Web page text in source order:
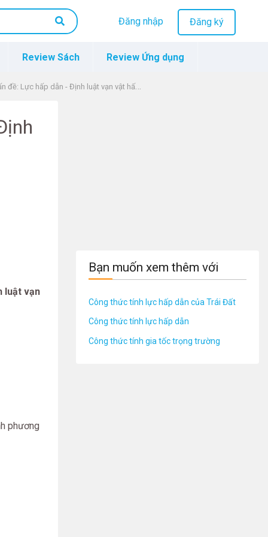
Đăng nhập Đăng ký
Review Sách Review Ứng dụng
Lực hấp dẫn - Định luật vạn vật hấp dẫn
luật vạn
phương
Bạn muốn xem thêm với
Công thức tính lực hấp dẫn của Trái Đất
Công thức tính lực hấp dẫn
Công thức tính gia tốc trọng trường